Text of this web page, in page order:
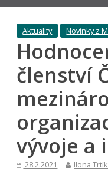
Aktuality Novinky z
členství
vývoje a
28.2.2021 Ilona